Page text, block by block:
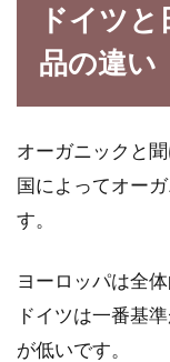
ドイツ
品の違い
オーガニックと
国によってオー
す。
ヨーロッパは全
ドイツは一番基
が低いです。